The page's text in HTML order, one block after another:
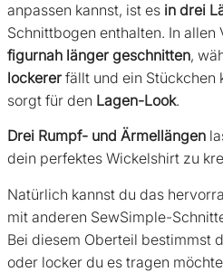
anpassen kannst, ist es in drei
Schnittbogen enthalten. In allen
figurnah länger geschnitten,
lockerer fällt und ein Stückchen
sorgt für den Lagen-Look.
Drei Rumpf- und Ärmellängen
dein perfektes Wickelshirt zu
Natürlich kannst du das
mit anderen SewSimple-
Bei diesem Oberteil bestimmst
oder locker du es tragen